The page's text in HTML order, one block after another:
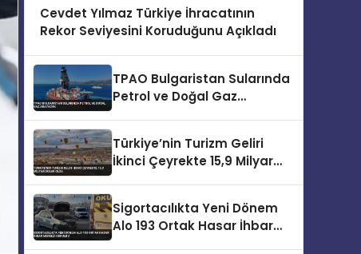
Cevdet Yılmaz Türkiye İhracatının
Rekor Seviyesini Koruduğunu Açıkladı
TPAO Bulgaristan Sularında
Petrol ve Doğal Gaz
Türkiye’nin Turizm Geliri
İkinci Çeyrekte 15,9 Milyar
Sigortacılıkta Yeni Dönem
Alo 193 Ortak Hasar İhbar